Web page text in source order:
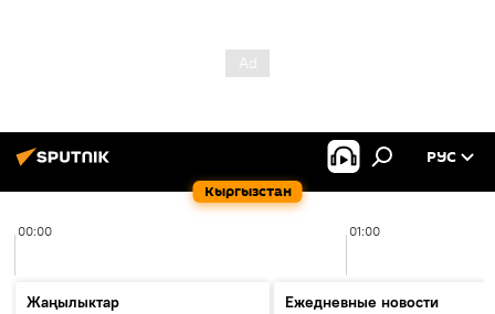
Кыргызстан
РУС
00:00 01:00
Жаңылыктар
Ежедневные новости